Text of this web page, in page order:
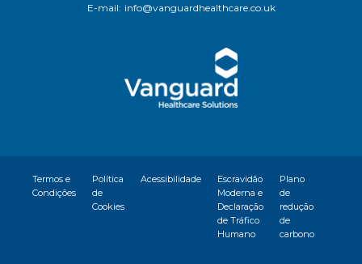
E-mail: info@vanguardhealthcare.co.uk
Termos e
Condições
Política
de
Cookies
Acessibilidade
Escravidão
Moderna e
Declaração
de Tráfico
Humano
Plano
de
redução
de
carbono